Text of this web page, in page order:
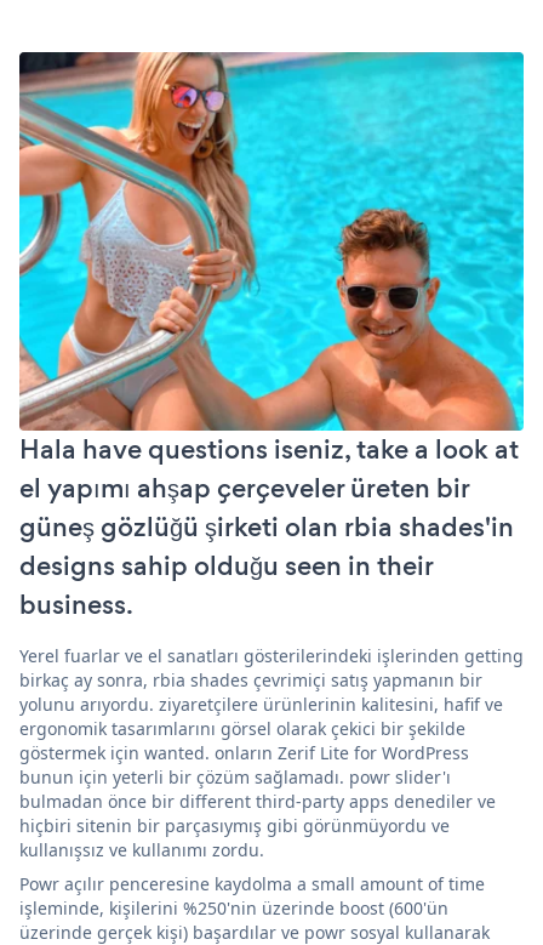
Hala have questions iseniz, take a look at
el yapımı ahşap çerçeveler üreten bir
güneş gözlüğü şirketi olan rbia shades'in
designs sahip olduğu seen in their
business.
Yerel fuarlar ve el sanatları gösterilerindeki işlerinden getting
birkaç ay sonra, rbia shades çevrimiçi satış yapmanın bir
yolunu arıyordu. ziyaretçilere ürünlerinin kalitesini, hafif ve
ergonomik tasarımlarını görsel olarak çekici bir şekilde
göstermek için wanted. onların Zerif Lite for WordPress
bunun için yeterli bir çözüm sağlamadı. powr slider'ı
bulmadan önce bir different third-party apps denediler ve
hiçbiri sitenin bir parçasıymış gibi görünmüyordu ve
kullanışsız ve kullanımı zordu.
Powr açılır penceresine kaydolma a small amount of time
işleminde, kişilerini %250'nin üzerinde boost (600'ün
üzerinde gerçek kişi) başardılar ve powr sosyal kullanarak